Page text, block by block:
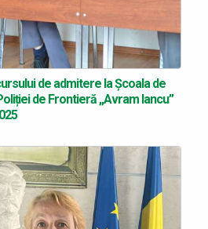
de admitere la Școala de
de Frontieră „Avram Iancu”